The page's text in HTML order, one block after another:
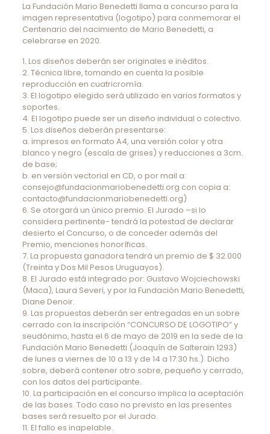
La Fundación Mario Benedetti llama a concurso para la
imagen representativa (logotipo) para conmemorar el
Centenario del nacimiento de Mario Benedetti, a
celebrarse en 2020.
1. Los diseños deberán ser originales e inéditos.
2. Técnica libre, tomando en cuenta la posible
reproducción en cuatricromía.
3. El logotipo elegido será utilizado en varios formatos y
soportes.
4. El logotipo puede ser un diseño individual o colectivo.
5. Los diseños deberán presentarse:
a. impresos en formato A4, una versión color y otra
blanco y negro (escala de grises) y reducciones a 3cm.
de base;
b. en versión vectorial en CD, o por mail a:
consejo@fundacionmariobenedetti.org con copia a:
contacto@fundacionmariobenedetti.org)
6. Se otorgará un único premio. El Jurado –si lo
considera pertinente- tendrá la potestad de declarar
desierto el Concurso, o de conceder además del
Premio, menciones honoríficas.
7. La propuesta ganadora tendrá un premio de $ 32.000
(Treinta y Dos Mil Pesos Uruguayos).
8. El Jurado está integrado por: Gustavo Wojciechowski
(Maca), Laura Severi, y por la Fundación Mario Benedetti,
Diane Denoir.
9. Las propuestas deberán ser entregadas en un sobre
cerrado con la inscripción “CONCURSO DE LOGOTIPO” y
seudónimo, hasta el 6 de mayo de 2019 en la sede de la
Fundación Mario Benedetti (Joaquín de Salterain 1293)
de lunes a viernes de 10 a 13 y de 14 a 17:30 hs.). Dicho
sobre, deberá contener otro sobre, pequeño y cerrado,
con los datos del participante.
10. La participación en el concurso implica la aceptación
de las bases. Todo caso no previsto en las presentes
bases será resuelto por el Jurado.
11. El fallo es inapelable.